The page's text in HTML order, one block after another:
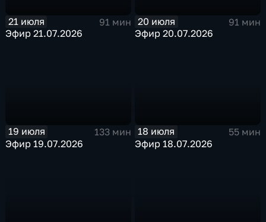
21 июля
91 мин
Эфир 21.07.2026
20 июля
91 мин
Эфир 20.07.2026
19 июля
133 мин
Эфир 19.07.2026
18 июля
55 мин
Эфир 18.07.2026